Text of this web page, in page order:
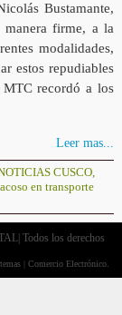
Bustamante,
manera firme, a la
modalidades,
estos repudiables
recordó a los
Leer mas...
CUSCO,
acoso en transporte
Todos los derechos
| Comercio Electrónico.